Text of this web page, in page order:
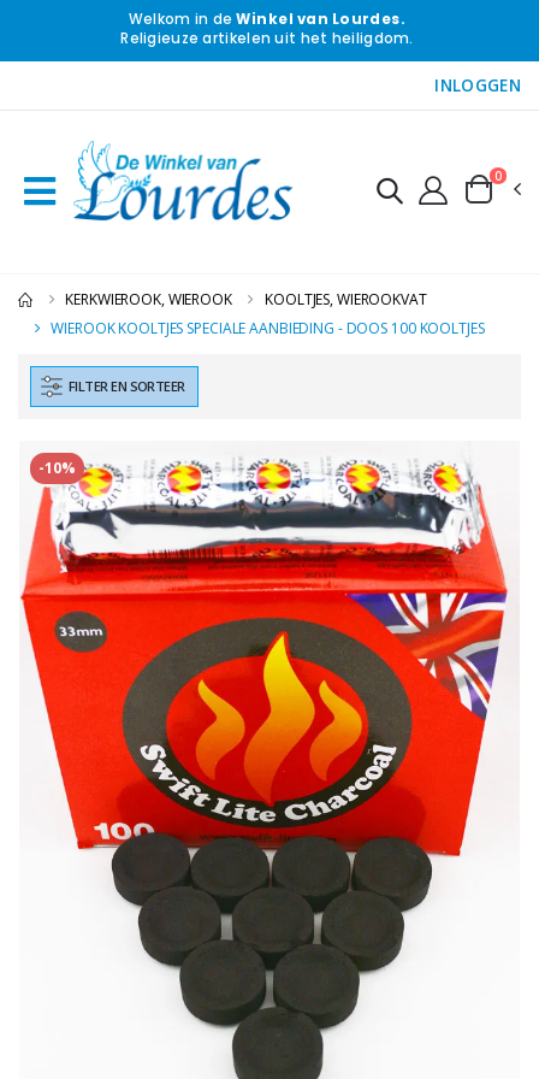
Welkom in deWinkel van Lourdes.
Religieuze artikelen uit het heiligdom.
INLOGGEN
0
KERKWIEROOK, WIEROOK
KOOLTJES, WIEROOKVAT
WIEROOK KOOLTJES SPECIALE AANBIEDING - DOOS 100 KOOLTJES
FILTER EN SORTEER
-10%